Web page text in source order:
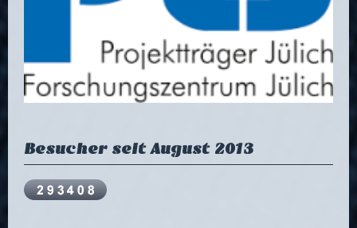
Besucher seit August 2013